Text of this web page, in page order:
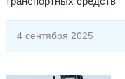
4 сентября 2025